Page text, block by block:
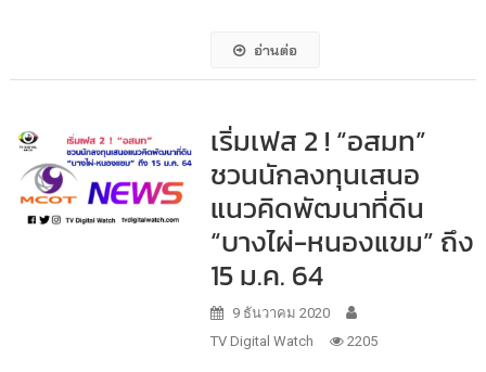
อ่านต่อ
เริ่มเฟส 2 ! “อสมท”
ชวนนักลงทุนเสนอ
แนวคิดพัฒนาที่ดิน
“บางไผ่-หนองแขม” ถึง
15 ม.ค. 64
9 ธันวาคม 2020
TV Digital Watch
2205